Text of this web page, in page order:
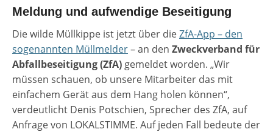
Meldung und aufwendige Beseitigung
Die wilde Müllkippe ist jetzt über dieZfA-App – den
sogenannten Müllmelder– an den Zweckverband für
Abfallbeseitigung (ZfA) gemeldet worden. „Wir
müssen schauen, ob unsere Mitarbeiter das mit
einfachem Gerät aus dem Hang holen können“,
verdeutlicht Denis Potschien, Sprecher des ZfA, auf
Anfrage von LOKALSTIMME. Auf jeden Fall bedeute der